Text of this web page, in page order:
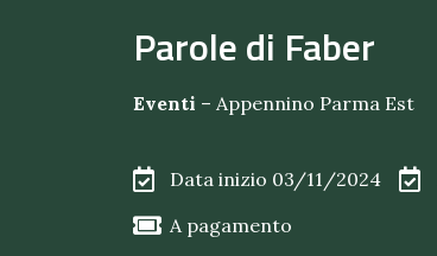
Parole di Faber
Eventi – Appennino Parma Est
Data inizio 03/11/2024
A pagamento